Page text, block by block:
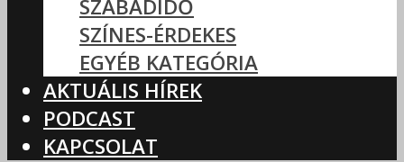
SZABADIDŐ
SZÍNES-ÉRDEKES
EGYÉB KATEGÓRIA
AKTUÁLIS HÍREK
PODCAST
KAPCSOLAT